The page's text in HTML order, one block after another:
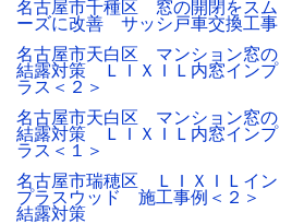
名古屋市千種区 窓の開閉をスム
ーズに改善 サッシ戸車交換工事
名古屋市天白区 マンション窓の
結露対策 ＬＩＸＩＬ内窓インプ
ラス＜２＞
名古屋市天白区 マンション窓の
結露対策 ＬＩＸＩＬ内窓インプ
ラス＜１＞
名古屋市瑞穂区 ＬＩＸＩＬイン
プラスウッド 施工事例＜２＞
結露対策